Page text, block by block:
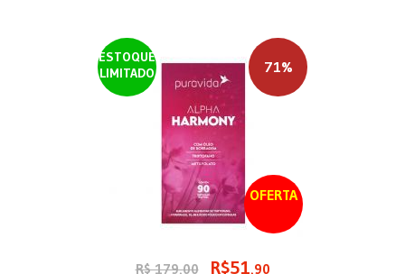
ESTOQUE
LIMITADO
OFERTA
71%
R$ 179,00 R$51,90